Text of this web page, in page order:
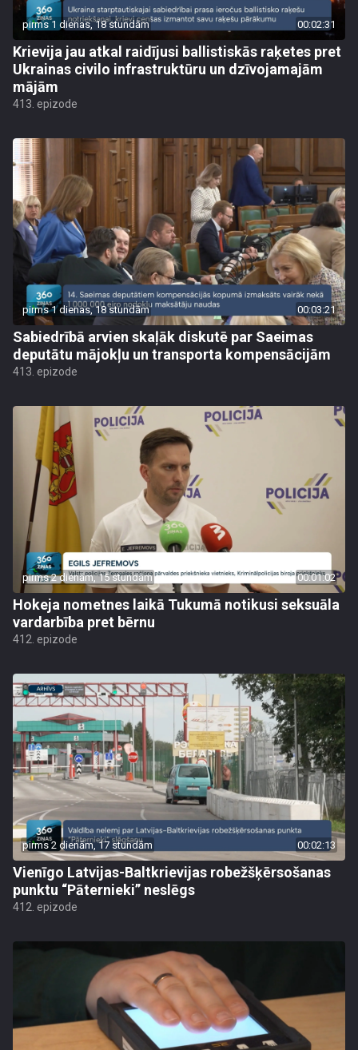
pirms 1 dienas, 18 stundām 00:02:31
Krievija jau atkal raidījusi ballistiskās raķetes pret
Ukrainas civilo infrastruktūru un dzīvojamajām
mājām
413. epizode
pirms 1 dienas, 18 stundām 00:03:21
Sabiedrībā arvien skaļāk diskutē par Saeimas
deputātu mājokļu un transporta kompensācijām
413. epizode
pirms 2 dienām, 15 stundām 00:01:02
Hokeja nometnes laikā Tukumā notikusi seksuāla
vardarbība pret bērnu
412. epizode
pirms 2 dienām, 17 stundām 00:02:13
Vienīgo Latvijas-Baltkrievijas robežšķērsošanas
punktu “Pāternieki” neslēgs
412. epizode